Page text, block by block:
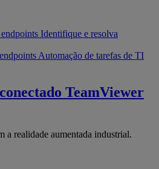
Identifique e resolva
Automação de tarefas de TI
TeamViewer
a realidade aumentada industrial.